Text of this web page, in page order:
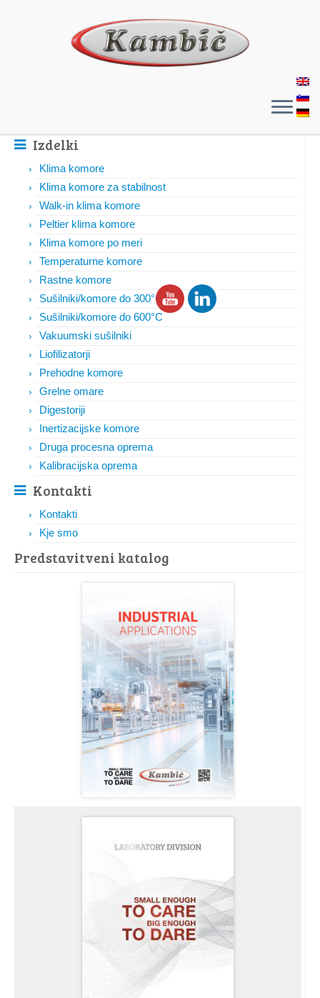
Izdelki
Klima komore
Klima komore za stabilnost
Walk-in klima komore
Peltier klima komore
Klima komore po meri
Temperaturne komore
Rastne komore
Sušilniki/komore do 300°C
Sušilniki/komore do 600°C
Vakuumski sušilniki
Liofilizatorji
Prehodne komore
Grelne omare
Digestoriji
Inertizacijske komore
Druga procesna oprema
Kalibracijska oprema
Kontakti
Kontakti
Kje smo
Predstavitveni katalog​​